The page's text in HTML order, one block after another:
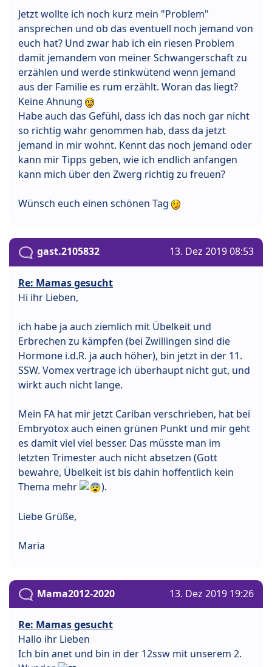
Jetzt wollte ich noch kurz mein "Problem"
ansprechen und ob das eventuell noch jemand von
euch hat? Und zwar hab ich ein riesen Problem
damit jemandem von meiner Schwangerschaft zu
erzählen und werde stinkwütend wenn jemand
aus der Familie es rum erzählt. Woran das liegt?
Keine Ahnung
Habe auch das Gefühl, dass ich das noch gar nicht
so richtig wahr genommen hab, dass da jetzt
jemand in mir wohnt. Kennt das noch jemand oder
kann mir Tipps geben, wie ich endlich anfangen
kann mich über den Zwerg richtig zu freuen?
Wünsch euch einen schönen Tag
gast.2105832 13. Dez 2019 08:53
Re: Mamas gesucht
Hi ihr Lieben,
ich habe ja auch ziemlich mit Übelkeit und
Erbrechen zu kämpfen (bei Zwillingen sind die
Hormone i.d.R. ja auch höher), bin jetzt in der 11.
SSW. Vomex vertrage ich überhaupt nicht gut, und
wirkt auch nicht lange.
Mein FA hat mir jetzt Cariban verschrieben, hat bei
Embryotox auch einen grünen Punkt und mir geht
es damit viel viel besser. Das müsste man im
letzten Trimester auch nicht absetzen (Gott
bewahre, Übelkeit ist bis dahin hoffentlich kein
Thema mehr
).
Liebe Grüße,
Maria
Mama2012-2020 13. Dez 2019 19:26
Re: Mamas gesucht
Hallo ihr Lieben
Ich bin anet und bin in der 12ssw mit unserem 2.